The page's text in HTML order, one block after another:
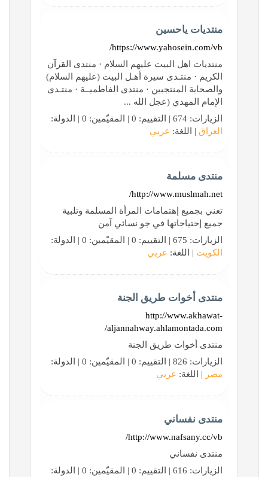
منتديات ياحسين
https://www.yahosein.com/vb/
منتديات اهل البيت عليهم السلام · منتدى القرآن
الكريم · منتـدى سيرة أهـل البيت (عليهم السلام)
والصحابة المنتجبين · منتدى الفاطميــة · منتـدى
الإمام المهدي (عجل الله ...
الزيارات: 674 | التقييم: 0 | المقيّمين: 0 | الدولة:
العراق | اللغة: عربي
منتدى مسلمة
http://www.muslmah.net/
تعني بجميع إهتمامات المرأة المسلمة وتلبية
جميع إحتياجاتها في جو نسائي آمن
الزيارات: 675 | التقييم: 0 | المقيّمين: 0 | الدولة:
الكويت | اللغة: عربي
منتدى أخوات طريق الجنة
http://www.akhawat-
aljannahway.ahlamontada.com/
منتدى أخوات طريق الجنة
الزيارات: 826 | التقييم: 0 | المقيّمين: 0 | الدولة:
مصر | اللغة: عربي
منتدى نفساني
http://www.nafsany.cc/vb/
منتدى نفساني
الزيارات: 616 | التقييم: 0 | المقيّمين: 0 | الدولة: